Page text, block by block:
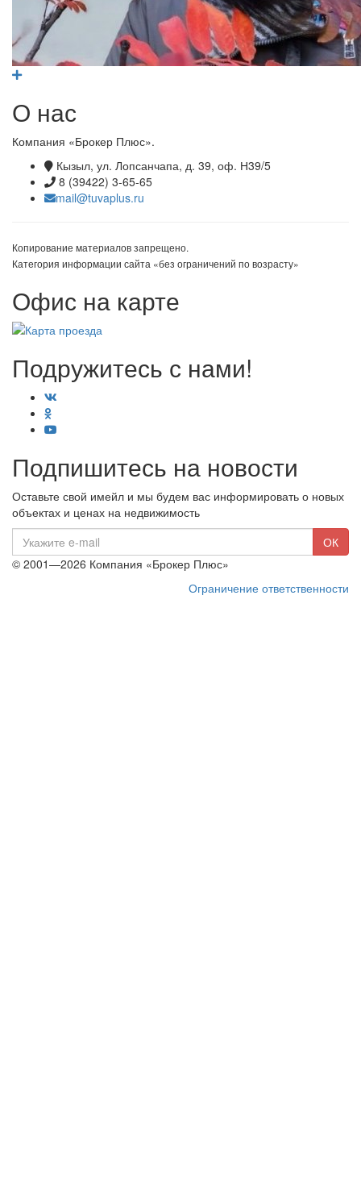
О нас
Компания «Брокер Плюс».
Кызыл, ул. Лопсанчапа, д. 39, оф. Н39/5
8 (39422) 3-65-65
mail@tuvaplus.ru
Копирование материалов запрещено.
Категория информации сайта «без ограничений по возрасту»
Офис на карте
Подружитесь с нами!
Подпишитесь на новости
Оставьте свой имейл и мы будем вас информировать о новых
объектах и ценах на недвижимость
mail
ОК
© 2001—2026 Компания «Брокер Плюс»
Ограничение ответственности